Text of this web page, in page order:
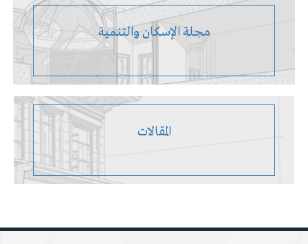
مجلة الإسكان والتنمية
المقالات